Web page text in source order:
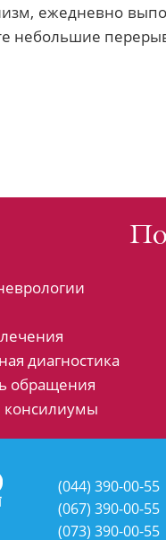
ежедневно
небольшие
диагностика
обращения
консилиумы
(044) 390-00-55
(067) 390-00-55
(073) 390-00-55